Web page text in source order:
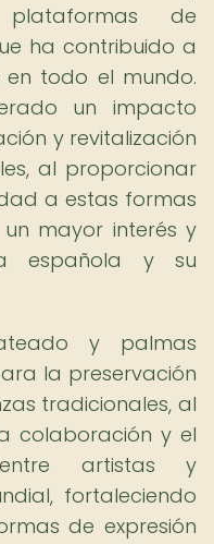
de
ha contribuido a
todo el mundo.
un impacto
y revitalización
al proporcionar
a estas formas
mayor interés y
española y su
y palmas
la preservación
tradicionales, al
colaboración y el
artistas y
fortaleciendo
de expresión